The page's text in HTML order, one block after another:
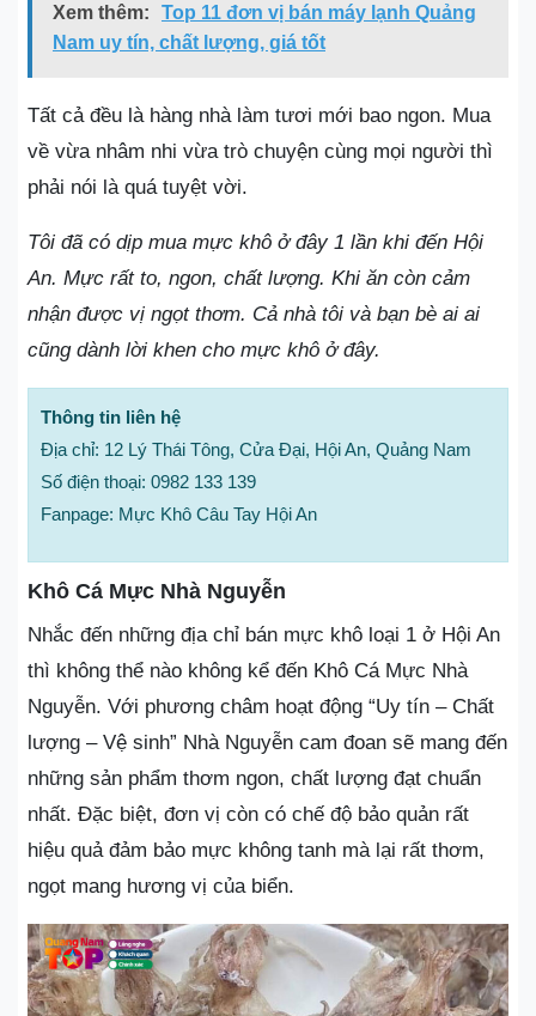
Xem thêm:
Top 11 đơn vị bán máy lạnh Quảng
Nam uy tín, chất lượng, giá tốt
Tất cả đều là hàng nhà làm tươi mới bao ngon. Mua
về vừa nhâm nhi vừa trò chuyện cùng mọi người thì
phải nói là quá tuyệt vời.
Tôi đã có dịp mua mực khô ở đây 1 lần khi đến Hội
An. Mực rất to, ngon, chất lượng. Khi ăn còn cảm
nhận được vị ngọt thơm. Cả nhà tôi và bạn bè ai ai
cũng dành lời khen cho mực khô ở đây.
Thông tin liên hệ
Địa chỉ: 12 Lý Thái Tông, Cửa Đại, Hội An, Quảng Nam
Số điện thoại: 0982 133 139
Fanpage: Mực Khô Câu Tay Hội An
Khô Cá Mực Nhà Nguyễn
Nhắc đến những địa chỉ bán mực khô loại 1 ở Hội An
thì không thể nào không kể đến Khô Cá Mực Nhà
Nguyễn. Với phương châm hoạt động “Uy tín – Chất
lượng – Vệ sinh” Nhà Nguyễn cam đoan sẽ mang đến
những sản phẩm thơm ngon, chất lượng đạt chuẩn
nhất. Đặc biệt, đơn vị còn có chế độ bảo quản rất
hiệu quả đảm bảo mực không tanh mà lại rất thơm,
ngọt mang hương vị của biển.